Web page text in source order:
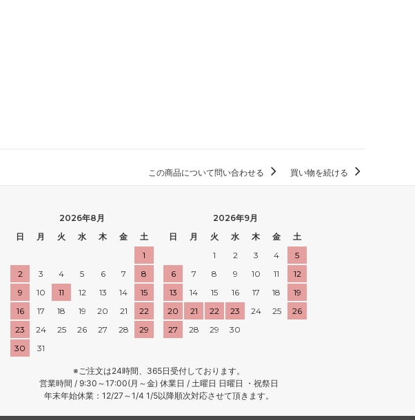
この商品について問い合わせる 買い物を続ける
2026年8月
日
月 火 水 木 金
土
1
2
3 4 5 6 7
8
9
10 11 12 13 14
15
16
17 18 19 20 21
22
23
24 25 26 27 28
29
30
31
2026年9月
日
月 火 水 木 金
土
1
2 3 4
5
6
7 8 9 10 11
12
13
14 15 16 17 18
19
20
21 22 23 24 25
26
27
28 29 30
※ご注文は24時間、365日受付しております。
営業時間 / 9:30～17:00(月～金) 休業日 / 土曜日 日曜日 ・祝祭日
年末年始休業：12/27～1/4 1/5以降順次対応させて頂きます。